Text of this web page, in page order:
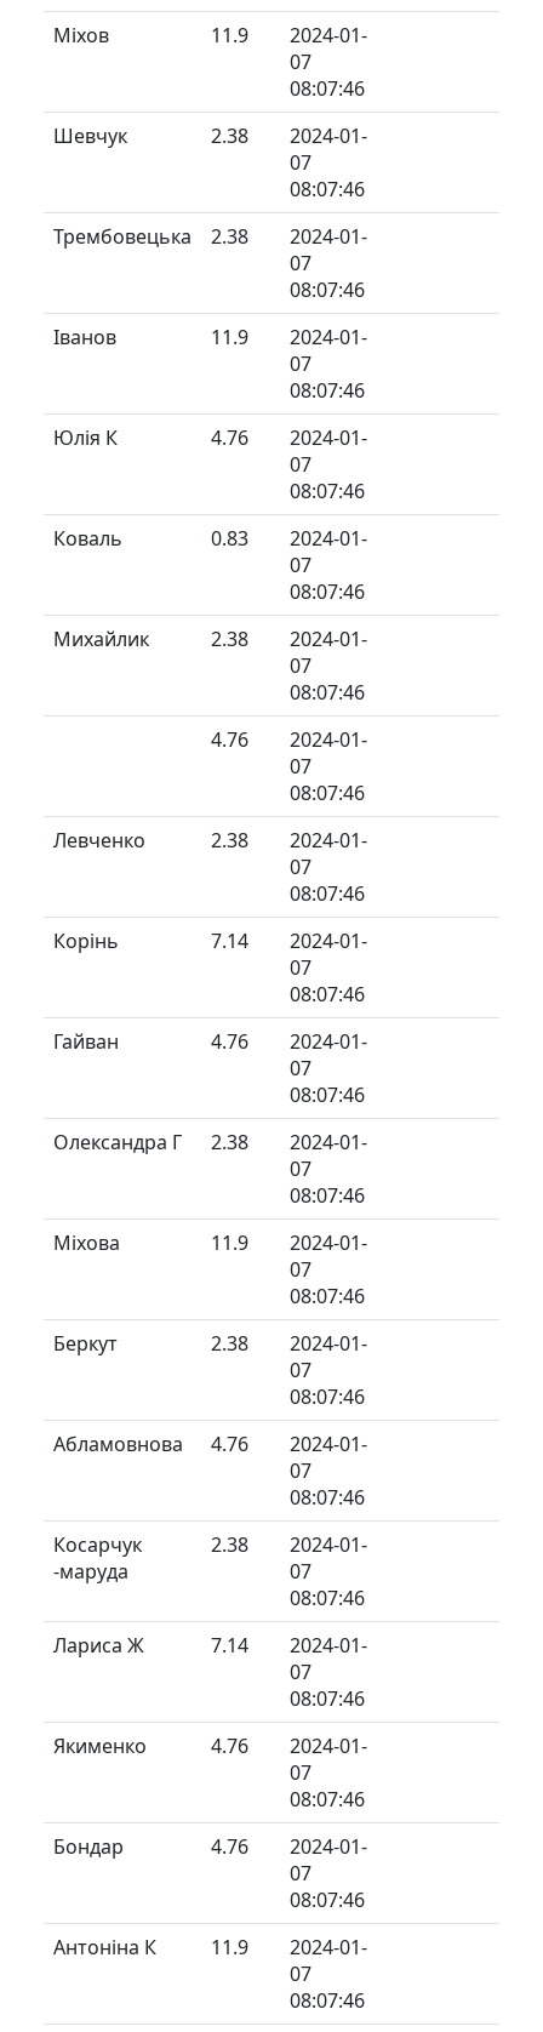
Міхов
11.9
2024-01-
07
08:07:46
Шевчук
2.38
2024-01-
07
08:07:46
Трембовецька
2.38
2024-01-
07
08:07:46
Іванов
11.9
2024-01-
07
08:07:46
Юлія К
4.76
2024-01-
07
08:07:46
Коваль
0.83
2024-01-
07
08:07:46
Михайлик
2.38
2024-01-
07
08:07:46
4.76
2024-01-
07
08:07:46
Левченко
2.38
2024-01-
07
08:07:46
Корінь
7.14
2024-01-
07
08:07:46
Гайван
4.76
2024-01-
07
08:07:46
Олександра Г
2.38
2024-01-
07
08:07:46
Міхова
11.9
2024-01-
07
08:07:46
Беркут
2.38
2024-01-
07
08:07:46
Абламовнова
4.76
2024-01-
07
08:07:46
Косарчук
-маруда
2.38
2024-01-
07
08:07:46
Лариса Ж
7.14
2024-01-
07
08:07:46
Якименко
4.76
2024-01-
07
08:07:46
Бондар
4.76
2024-01-
07
08:07:46
Антоніна К
11.9
2024-01-
07
08:07:46